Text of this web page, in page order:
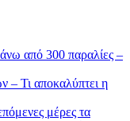
από 300 παραλίες –
– Τι αποκαλύπτει η
μέρες τα